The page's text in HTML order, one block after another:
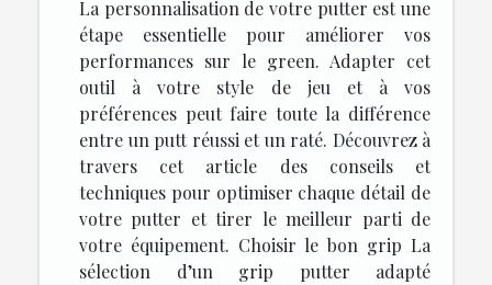
La personnalisation de votre putter est une
étape essentielle pour améliorer vos
performances sur le green. Adapter cet
outil à votre style de jeu et à vos
préférences peut faire toute la différence
entre un putt réussi et un raté. Découvrez à
travers cet article des conseils et
techniques pour optimiser chaque détail de
votre putter et tirer le meilleur parti de
votre équipement. Choisir le bon grip La
sélection d’un grip putter adapté